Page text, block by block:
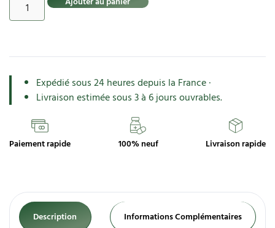
Expédié sous 24 heures depuis la France ·
Livraison estimée sous 3 à 6 jours ouvrables.
Paiement rapide 100% neuf Livraison rapide
Description Informations Complémentaires